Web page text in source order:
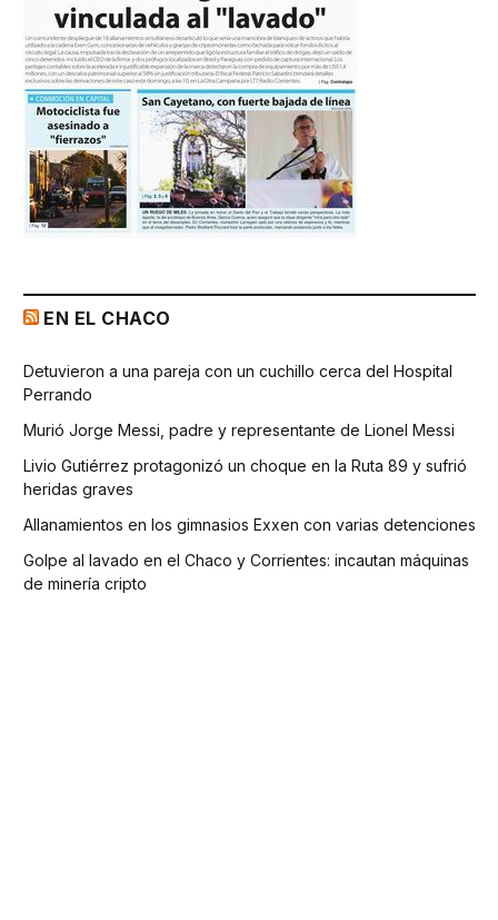
EN EL CHACO
Detuvieron a una pareja con un cuchillo cerca del Hospital
Perrando
Murió Jorge Messi, padre y representante de Lionel Messi
Livio Gutiérrez protagonizó un choque en la Ruta 89 y sufrió
heridas graves
Allanamientos en los gimnasios Exxen con varias detenciones
Golpe al lavado en el Chaco y Corrientes: incautan máquinas
de minería cripto